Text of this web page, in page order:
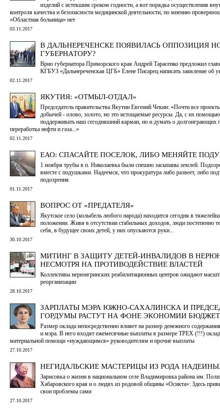
изделий с истекшим сроком годности, а вот порядка осуществления
контроля качества и безопасности медицинской деятельности, по мнению
«Областная больница» нет
03.11.2017
В ДАЛЬНЕРЕЧЕНСКЕ ПОЯВИЛАСЬ ОППОЗИЦИЯ
ГУБЕРНАТОРУ?
Врио губернатора Приморского края Андрей Тарасенко предложил
КГБУЗ «Дальнереченская ЦГБ» Елене Писарец написать заявление об
02.11.2017
ЯКУТИЯ: «ОТМЫЛ-ОТДАЛ»
Председатель правительства Якутии Евгений Чекин: «Почти все
добычей - олово, золото, но это истощаемые ресурсы. Да, с их
поддерживать наш сегодняшний карман, но и думать о долгоиграющих
переработка нефти и газа...»
02.11.2017
ЕАО: СПАСАЙТЕ ПОСЕЛОК, ЛИБО МЕНЯЙТЕ
1 ноября трубы в п. Николаевка были спешно засыпаны землей.
вместе с подушками. Надеемся, что прокуратура либо развеет, либо
подозрения
01.11.2017
ВОПРОС ОТ «ПРЕДАТЕЛЯ»
Якутское село (колыбель любого народа) находится сегодня в
положении. Живя в отсутствии стабильных доходов, люди постепенно
себя, в будущее своих детей, у них опускаются руки...
30.10.2017
МИТИНГ В ЗАЩИТУ ДЕТЕЙ-ИНВАЛИДОВ В
НЕСМОТРЯ НА ПРОТИВОДЕЙСТВИЕ ВЛАСТЕЙ
Коллективы нерюнгринских реабилитационных центров ожидают
реорганизации
28.10.2017
ЗАРПЛАТЫ МЭРА ЮЖНО-САХАЛИНСКА И
ГОРДУМЫ РАСТУТ НА ФОНЕ ЭКОНОМИИ
Размер оклада непосредственно влияет на размер денежного
и мэра. В него входят ежемесячные выплаты в размере ТРЕХ (!!!)
материальной помощи «нуждающимся» руководителям и прочие выплаты
27.10.2017
НЕГИДАЛЬСКИЕ МАСТЕРИЦЫ ИЗ РОДА
Зарисовка о жизни в национальном селе Владимировка района им.
Хабаровского края и о людях из родовой общины «Осикта»: Здесь
свои проблемы сами
27.10.2017